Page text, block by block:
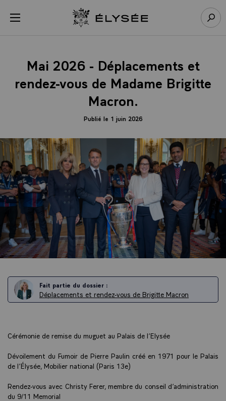
menu Retour à l’accueil Élysée
Mai 2026 - Déplacements et
rendez-vous de Madame Brigitte
Macron.
Publié le 1 juin 2026
Fait partie du dossier :
Déplacements et rendez-vous de Brigitte Macron
Cérémonie de remise du muguet au Palais de l’Elysée
Dévoilement du Fumoir de Pierre Paulin créé en 1971 pour le Palais
de l’Élysée, Mobilier national (Paris 13e)
Rendez-vous avec Christy Ferer, membre du conseil d’administration
du 9/11 Memorial
Panneau de gestion des cookies